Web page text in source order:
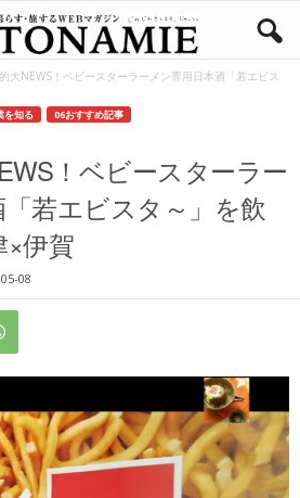
大NEWS！ベビースターラーメン専用日本酒「若エビス
を知る
06おすすめ記事
！ベビースターラー
若エビスタ～」を飲
伊賀
08